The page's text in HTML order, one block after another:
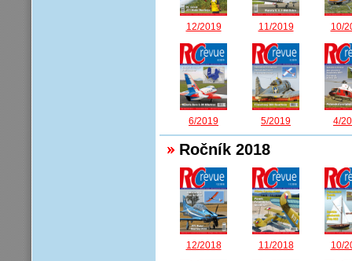
12/2019 11/2019 10/
6/2019 5/2019 4/
Ročník 2018
12/2018 11/2018 10/